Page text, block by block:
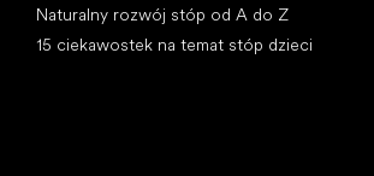
Naturalny rozwój stóp od A do Z
15 ciekawostek na temat stóp dzieci